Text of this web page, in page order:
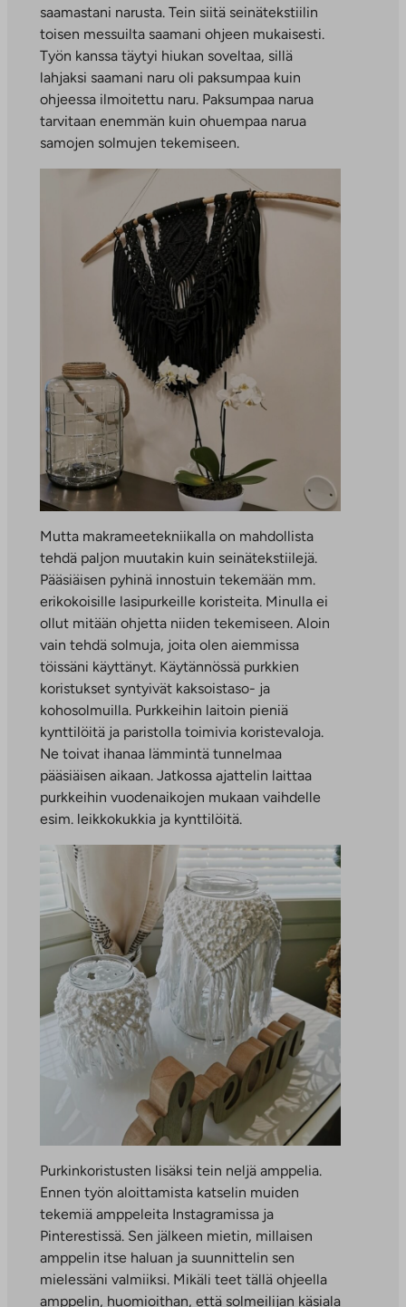
saamastani narusta. Tein siitä seinätekstiilin
toisen messuilta saamani ohjeen mukaisesti.
Työn kanssa täytyi hiukan soveltaa, sillä
lahjaksi saamani naru oli paksumpaa kuin
ohjeessa ilmoitettu naru. Paksumpaa narua
tarvitaan enemmän kuin ohuempaa narua
samojen solmujen tekemiseen.
Mutta makrameetekniikalla on mahdollista
tehdä paljon muutakin kuin seinätekstiilejä.
Pääsiäisen pyhinä innostuin tekemään mm.
erikokoisille lasipurkeille koristeita. Minulla ei
ollut mitään ohjetta niiden tekemiseen. Aloin
vain tehdä solmuja, joita olen aiemmissa
töissäni käyttänyt. Käytännössä purkkien
koristukset syntyivät kaksoistaso- ja
kohosolmuilla. Purkkeihin laitoin pieniä
kynttilöitä ja paristolla toimivia koristevaloja.
Ne toivat ihanaa lämmintä tunnelmaa
pääsiäisen aikaan. Jatkossa ajattelin laittaa
purkkeihin vuodenaikojen mukaan vaihdelle
esim. leikkokukkia ja kynttilöitä.
Purkinkoristusten lisäksi tein neljä amppelia.
Ennen työn aloittamista katselin muiden
tekemiä amppeleita Instagramissa ja
Pinterestissä. Sen jälkeen mietin, millaisen
amppelin itse haluan ja suunnittelin sen
mielessäni valmiiksi. Mikäli teet tällä ohjeella
amppelin, huomioithan, että solmeilijan käsiala